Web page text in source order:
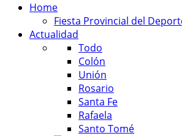
Home
Fiesta Provincial del
Actualidad
Todo
Colón
Unión
Rosario
Santa Fe
Rafaela
Santo Tomé